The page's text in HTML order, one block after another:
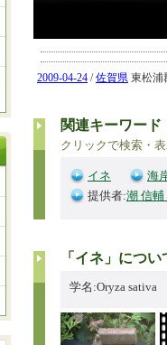
2009-04-24 /佐賀県 東松浦
関連キーワード
クリックで検索・
イネ
海
提供者:潮 信
「イネ」につい
学名:Oryza sativa